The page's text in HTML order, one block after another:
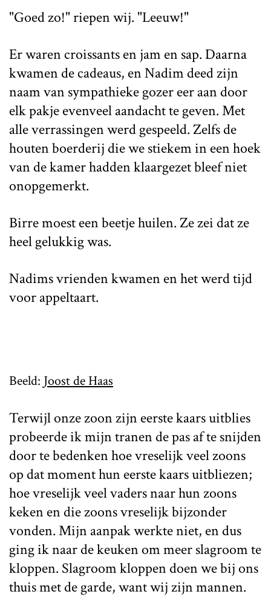
"Goed zo!" riepen wij. "Leeuw!"
Er waren croissants en jam en sap. Daarna
kwamen de cadeaus, en Nadim deed zijn
naam van sympathieke gozer eer aan door
elk pakje evenveel aandacht te geven. Met
alle verrassingen werd gespeeld. Zelfs de
houten boerderij die we stiekem in een hoek
van de kamer hadden klaargezet bleef niet
onopgemerkt.
Birre moest een beetje huilen. Ze zei dat ze
heel gelukkig was.
Nadims vrienden kwamen en het werd tijd
voor appeltaart.
Beeld: Joost de Haas
Terwijl onze zoon zijn eerste kaars uitblies
probeerde ik mijn tranen de pas af te snijden
door te bedenken hoe vreselijk veel zoons
op dat moment hun eerste kaars uitbliezen;
hoe vreselijk veel vaders naar hun zoons
keken en die zoons vreselijk bijzonder
vonden. Mijn aanpak werkte niet, en dus
ging ik naar de keuken om meer slagroom te
kloppen. Slagroom kloppen doen we bij ons
thuis met de garde, want wij zijn mannen.